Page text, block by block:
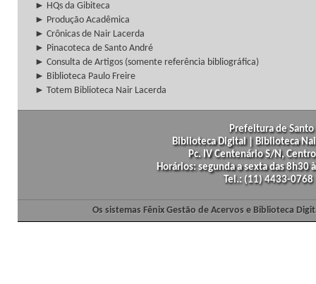
► HQs da Gibiteca
► Produção Acadêmica
► Crônicas de Nair Lacerda
► Pinacoteca de Santo André
► Consulta de Artigos (somente referência bibliográfica)
► Biblioteca Paulo Freire
► Totem Biblioteca Nair Lacerda
Prefeitura de
Biblioteca Digital | Biblioteca
Pc. IV Centenário S/N,
Horários: segunda a sexta das
Tel.: (11) 4433-
Os sistemas Fênix Gestão de Acervos e Biblioteca